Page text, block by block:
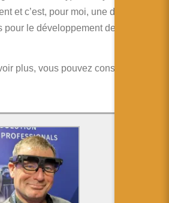
et c’est, pour moi, une des voies
pour le développement de cette
plus, vous pouvez consulter le